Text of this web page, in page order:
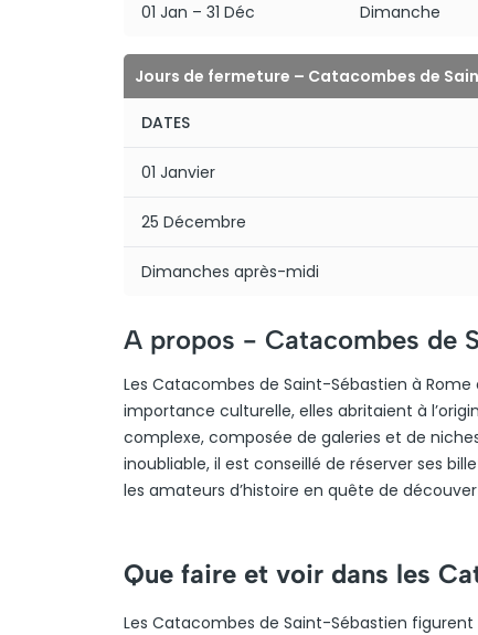
01 Jan – 31 Déc Dimanche
Jours de fermeture – Catacombes de
DATES
01 Janvier
25 Décembre
Dimanches après-midi
A propos - Catacombes de
Les Catacombes de Saint-Sébastien à
importance culturelle, elles abritaient à
complexe, composée de galeries et de
inoubliable, il est conseillé de réserver ses
les amateurs d’histoire en quête de
Que faire et voir dans les
Les Catacombes de Saint-Sébastien